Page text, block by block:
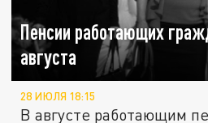
Пенсии работающих
августа
28 ИЮЛЯ 18:15
В августе работающим